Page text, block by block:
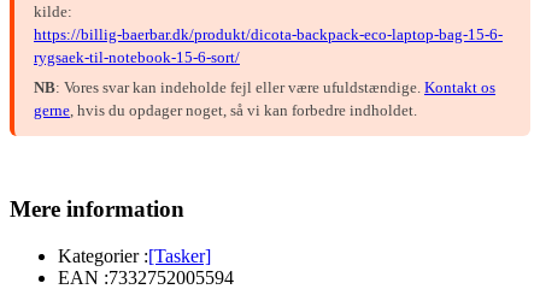
kilde:
https://billig-baerbar.dk/produkt/dicota-backpack-eco-laptop-bag-15-6-
rygsaek-til-notebook-15-6-sort/
NB: Vores svar kan indeholde fejl eller være ufuldstændige. Kontakt os
gerne, hvis du opdager noget, så vi kan forbedre indholdet.
Mere information
Kategorier :[Tasker]
EAN :7332752005594